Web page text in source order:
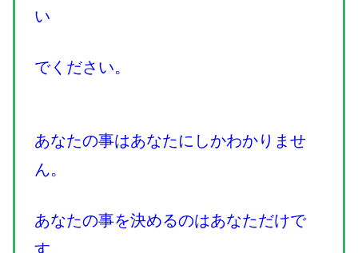
い
でください。
あなたの事はあなたにしかわかりませ
ん。
あなたの事を決めるのはあなただけで
す。